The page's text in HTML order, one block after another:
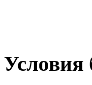
Условия